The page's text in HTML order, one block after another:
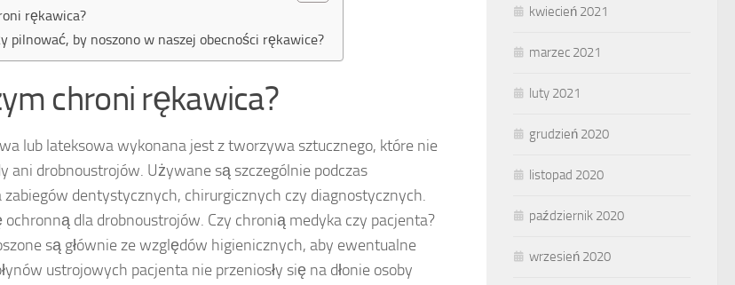
rękawica?
pilnować, by noszono w naszej obecności rękawice?
chroni rękawica?
lub lateksowa wykonana jest z tworzywa sztucznego, które nie
ani drobnoustrojów. Używane są szczególnie podczas
zabiegów dentystycznych, chirurgicznych czy diagnostycznych.
dla drobnoustrojów. Czy chronią medyka czy pacjenta?
są głównie ze względów higienicznych, aby ewentualne
ustrojowych pacjenta nie przeniosły się na dłonie osoby
kwiecień 2021
marzec 2021
luty 2021
grudzień 2020
listopad 2020
październik 2020
wrzesień 2020